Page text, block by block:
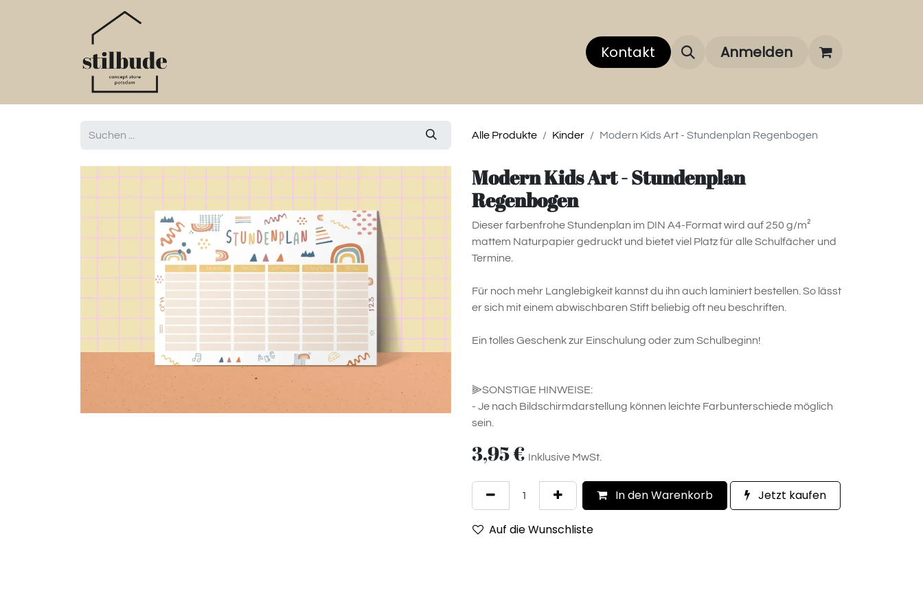
Über uns Über unsere Marken FAQ
Kontakt Anmelden
Alle Produkte Kinder Modern Kids Art - Stundenplan Regenbogen
Modern Kids Art - Stundenplan
Regenbogen
Dieser farbenfrohe Stundenplan im DIN A4-Format wird auf 250 g/m²
mattem Naturpapier gedruckt und bietet viel Platz für alle Schulfächer und
Termine.
Für noch mehr Langlebigkeit kannst du ihn auch laminiert bestellen. So lässt
er sich mit einem abwischbaren Stift beliebig oft neu beschriften.
Ein tolles Geschenk zur Einschulung oder zum Schulbeginn!
⫸SONSTIGE HINWEISE:
- Je nach Bildschirmdarstellung können leichte Farbunterschiede möglich
sein.
3,95€ Inklusive MwSt.
In den Warenkorb Jetzt kaufen
Auf die Wunschliste